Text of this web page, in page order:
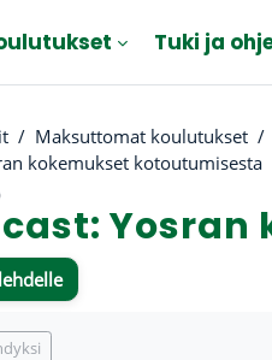
Tuki ja
Maksuttomat koulutukset
kokemukset kotoutumisesta